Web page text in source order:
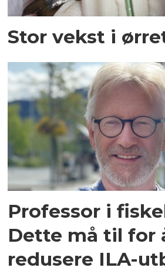
Stor vekst i
Professor i
Dette må til for
redusere ILA-